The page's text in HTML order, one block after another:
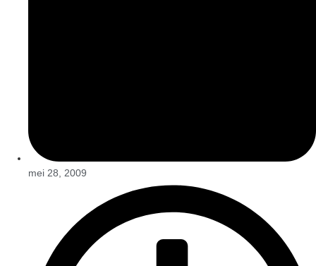
mei 28, 2009